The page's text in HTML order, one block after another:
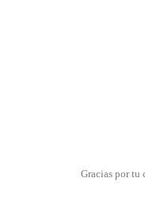
Gracias por tu